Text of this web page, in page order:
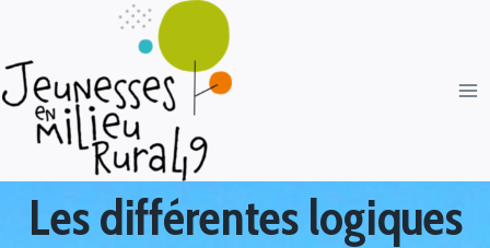
Les différentes logiques